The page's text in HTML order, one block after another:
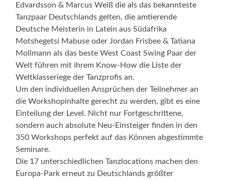
Edvardsson & Marcus Weiß die als das bekannteste
Tanzpaar Deutschlands gelten, die amtierende
Deutsche Meisterin in Latein aus Südafrika
Motshegetsi Mabuse oder Jordan Frisbee & Tatiana
Mollmann als das beste West Coast Swing Paar der
Welt führen mit ihrem Know-How die Liste der
Weltklasseriege der Tanzprofis an.
Um den individuellen Ansprüchen der Teilnehmer an
die Workshopinhalte gerecht zu werden, gibt es eine
Einteilung der Level. Nicht nur Fortgeschrittene,
sondern auch absolute Neu-Einsteiger finden in den
350 Workshops perfekt auf das Können abgestimmte
Seminare.
Die 17 unterschiedlichen Tanzlocations machen den
Europa-Park erneut zu Deutschlands größter